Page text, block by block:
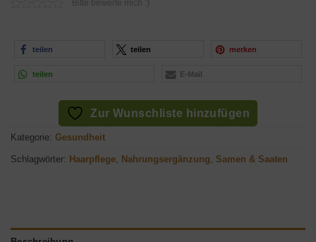
Bitte bewerte mich :)
teilen teilen merken
teilen E-Mail
Zur Wunschliste hinzufügen
Kategorie: Gesundheit
Schlagwörter: Haarpflege Nahrungsergänzung Samen & Saaten